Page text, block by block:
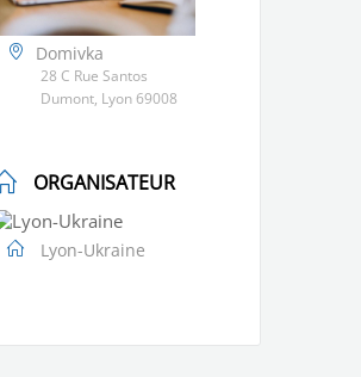
Domivka
28 C Rue Santos
Dumont, Lyon 69008
ORGANISATEUR
Lyon-Ukraine